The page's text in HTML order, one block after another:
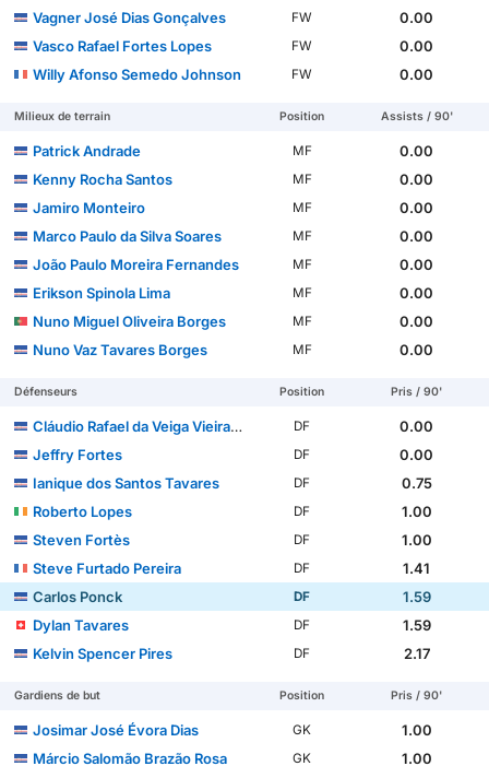
Vagner José Dias Gonçalves
FW
0.00
Vasco Rafael Fortes Lopes
FW
0.00
Willy Afonso Semedo Johnson
FW 0.00
Milieux de terrain Position Assists / 90'
Patrick Andrade MF
0.00
Kenny Rocha Santos
MF
0.00
Jamiro Monteiro
MF
0.00
Marco Paulo da Silva Soares
MF
0.00
João Paulo Moreira Fernandes
MF
0.00
Erikson Spinola Lima
MF
0.00
Nuno Miguel Oliveira Borges
MF
0.00
Nuno Vaz Tavares Borges
MF 0.00
Défenseurs Position Pris / 90'
Cláudio Rafael da Veiga Vieira Tavares DF
0.00
Jeffry Fortes
DF
0.00
Ianique dos Santos Tavares
DF
0.75
Roberto Lopes
DF
1.00
Steven Fortès
DF
1.00
Steve Furtado Pereira
DF
1.41
Carlos Ponck
DF
1.59
Dylan Tavares
DF
1.59
Kelvin Spencer Pires
DF 2.17
Gardiens de but Position Pris / 90'
Josimar José Évora Dias GK
1.00
Márcio Salomão Brazão Rosa
GK 1.00